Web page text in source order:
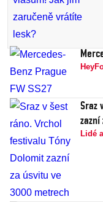
Sraz
Lidé